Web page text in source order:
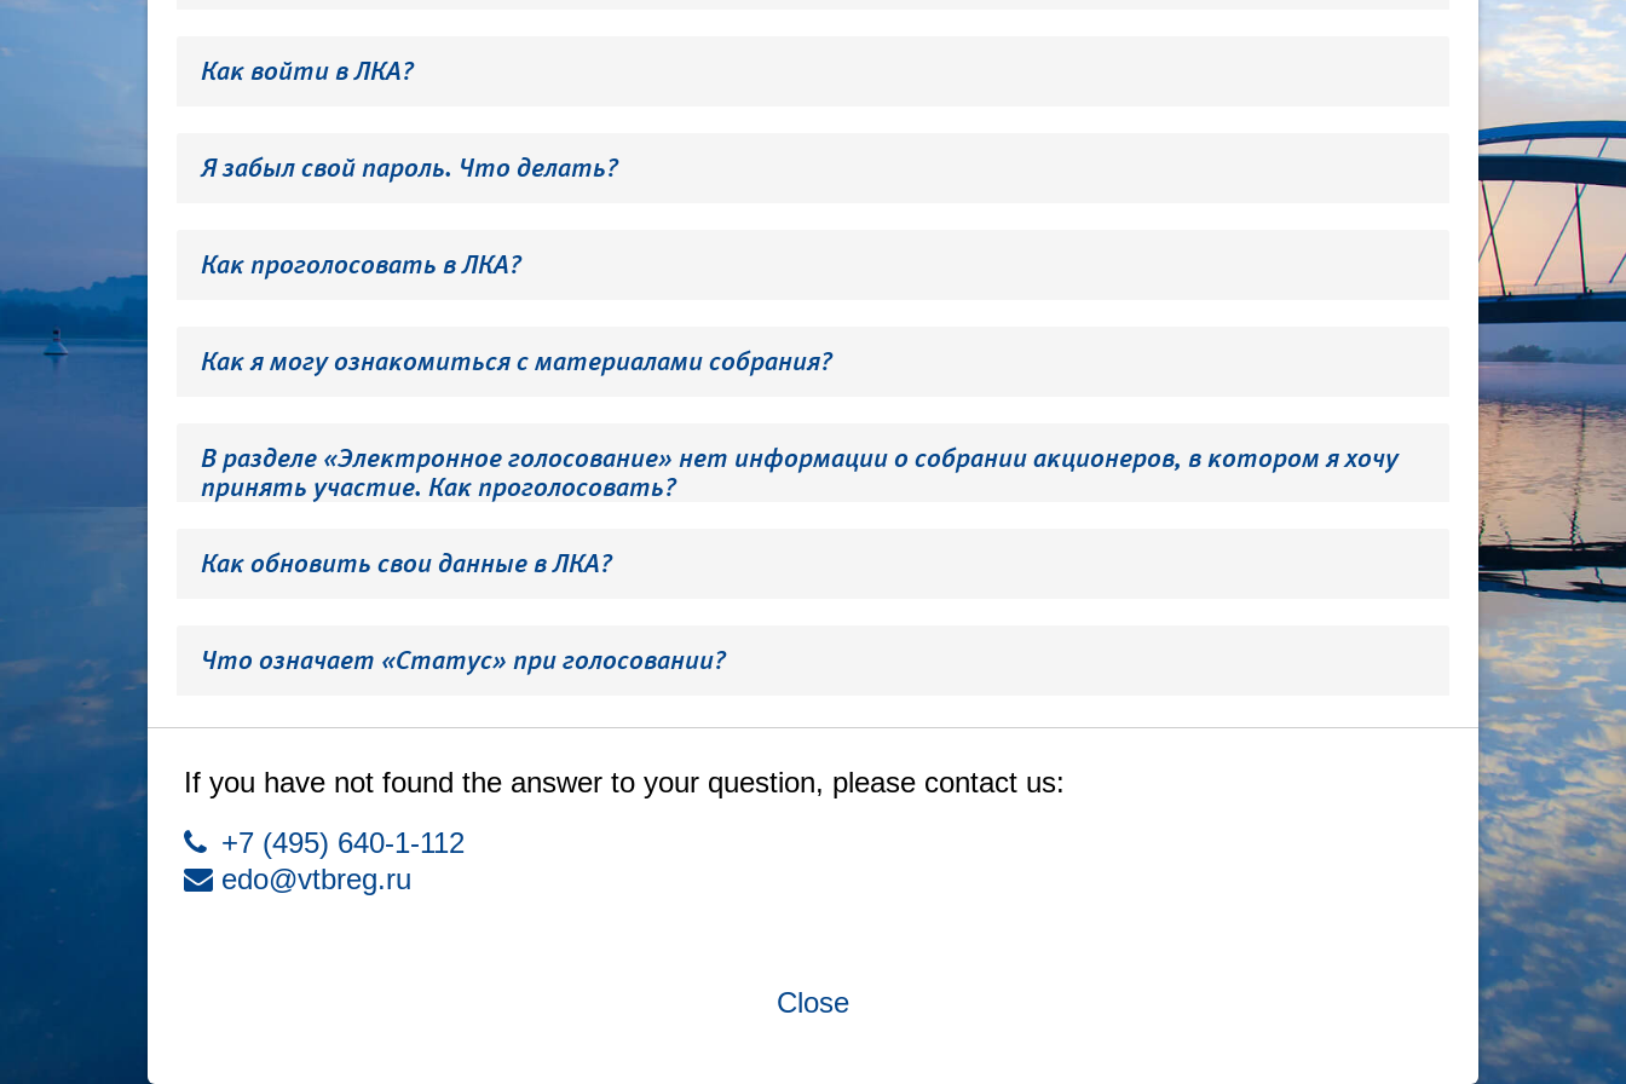
Как войти в ЛКА?
Я забыл свой пароль. Что делать?
Как проголосовать в ЛКА?
Как я могу ознакомиться с материалами собрания?
В разделе «Электронное голосование» нет информации о собрании акционеров, в котором я хочу
принять участие. Как проголосовать?
Как обновить свои данные в ЛКА?
Что означает «Статус» при голосовании?
If you have not found the answer to your question, please contact us:
+7 (495) 640-1-112
edo@vtbreg.ru
Close